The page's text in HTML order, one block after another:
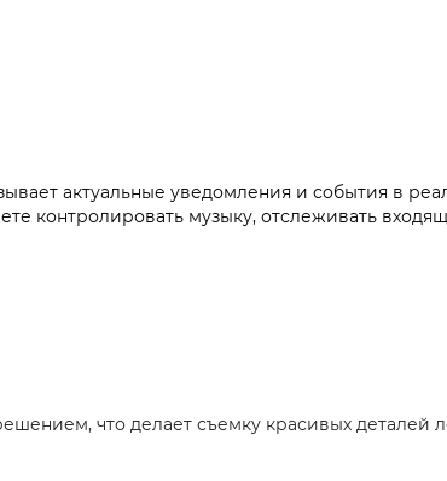
актуальные уведомления и события в
контролировать музыку, отслеживать
что делает съемку красивых деталей